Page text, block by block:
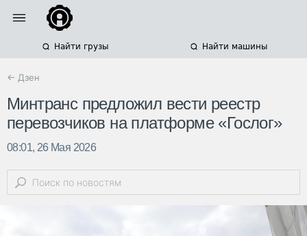
Найти грузы Найти машины
← Дзен
Минтранс предложил вести реестр
перевозчиков на платформе «Гослог»
08:01, 26 Мая 2026